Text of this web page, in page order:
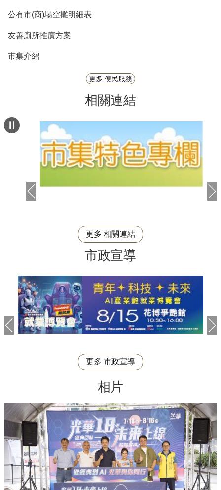
公有市(商)場空攤明細表
友善廁所推廣方案
市集介紹
更多 便民服務
相關連結
更多 相關連結
市政宣導
更多 市政宣導
相片